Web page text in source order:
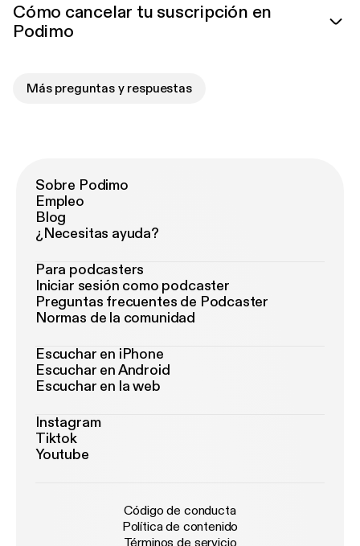
Cómo cancelar tu suscripción en
Podimo
Más preguntas y respuestas
Sobre Podimo
Empleo
Blog
¿Necesitas ayuda?
Para podcasters
Iniciar sesión como podcaster
Preguntas frecuentes de Podcaster
Normas de la comunidad
Escuchar en iPhone
Escuchar en Android
Escuchar en la web
Instagram
Tiktok
Youtube
Código de conducta
Política de contenido
Términos de servicio